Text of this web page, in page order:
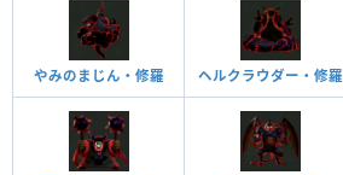
やみのまじん・修羅 ヘルクラウダー・修羅